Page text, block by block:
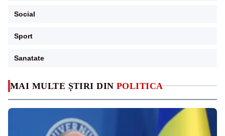
MAI MULTE ȘTIRI DIN POLITICA
Social
Sport
Sanatate